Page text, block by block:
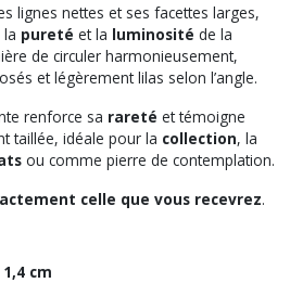
lignes nettes et ses facettes larges,
la pureté et la luminosité de la
de circuler harmonieusement,
et légèrement lilas selon l’angle.
renforce sa rareté et témoigne
taillée, idéale pour la collection, la
ou comme pierre de contemplation.
celle que vous recevrez.
1,4 cm